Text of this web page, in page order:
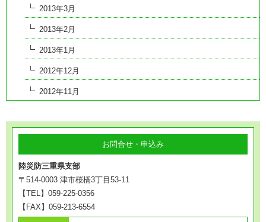
2013年3月
2013年2月
2013年1月
2012年12月
2012年11月
お問合せ・申込み
陸災防三重県支部
〒514-0003 津市桜橋3丁目53-11
【TEL】059-225-0356
【FAX】059-213-6554